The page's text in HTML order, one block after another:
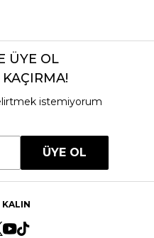
ÜYE OL
istemiyorum
ÜYE OL
KALIN